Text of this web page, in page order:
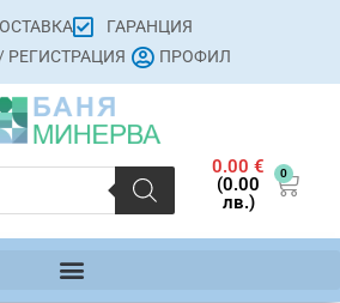
ГАРАНЦИЯ
РЕГИСТРАЦИЯ
ПРОФИЛ
0.00€
(0.00
лв.)
0